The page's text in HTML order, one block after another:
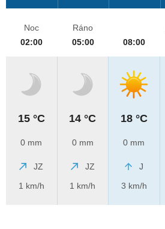
Noc
02:00
15 °C
0 mm
JZ
1 km/h
Ráno
05:00
14 °C
0 mm
JZ
1 km/h
08:00
18 °C
0 mm
J
3 km/h